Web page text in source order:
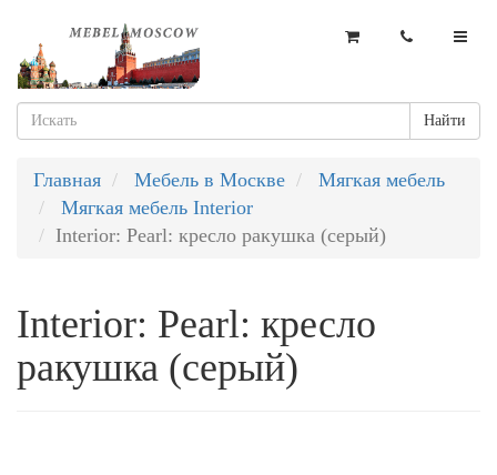
Найти
Главная Мебель в Москве
Мягкая мебель
Мягкая мебель Interior
Interior: Pearl: кресло ракушка (серый)
Interior: Pearl: кресло
ракушка (серый)